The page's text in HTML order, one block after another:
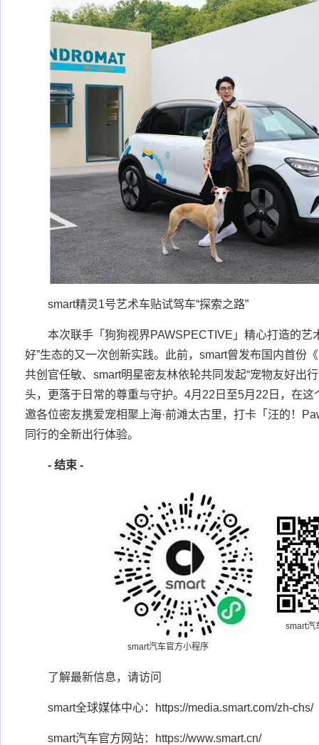
smart精灵1号艺术车贴试驾车“探索之路”
本次联手「狗狗视界PAWSPECTIVE」精心打造的艺
好”生态的又一次创新实践。此前，smart曾发布国内首份
共创官任敏、smart明星密友林依轮共同发起“宠物友好出
头，更落于日常的尊重与守护。4月22日至5月22日，在这
邀各位密友携爱宠相聚上海·前滩太古里，打卡「汪的！
同行的全新出行体验。
- 结束 -
smart汽车官方小程序
smart汽
了解最新信息，请访问
smart全球媒体中心：https://media.smart.com/zh-chs/
smart汽车官方网站：https://www.smart.cn/